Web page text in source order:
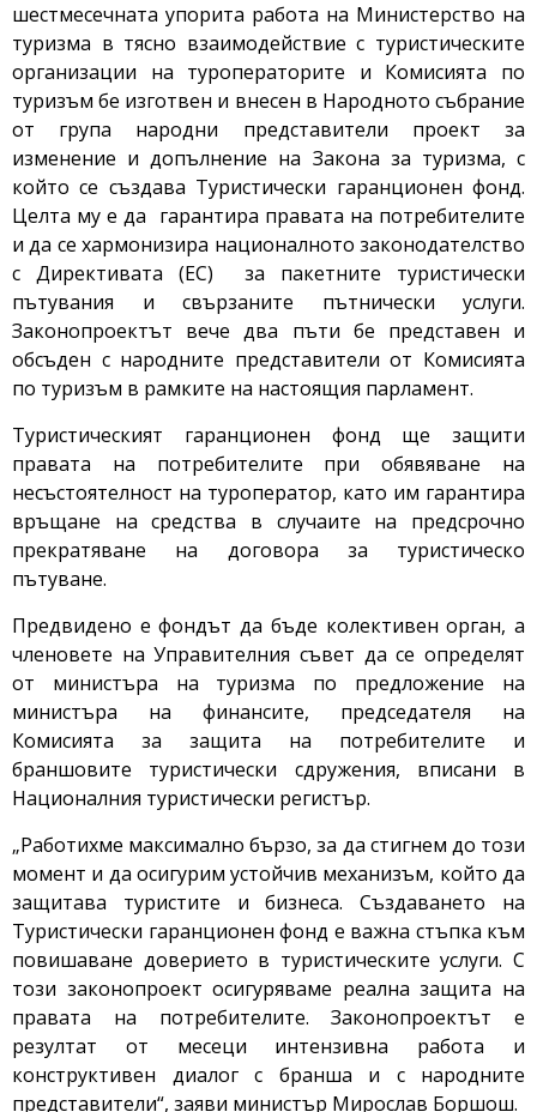
шестмесечната упорита работа на Министерство на
туризма в тясно взаимодействие с туристическите
организации на туроператорите и Комисията по
туризъм бе изготвен и внесен в Народното събрание
от група народни представители проект за
изменение и допълнение на Закона за туризма, с
който се създава Туристически гаранционен фонд.
Целта му е да гарантира правата на потребителите
и да се хармонизира националното законодателство
с Директивата (ЕС) за пакетните туристически
пътувания и свързаните пътнически услуги.
Законопроектът вече два пъти бе представен и
обсъден с народните представители от Комисията
по туризъм в рамките на настоящия парламент.
Туристическият гаранционен фонд ще защити
правата на потребителите при обявяване на
несъстоятелност на туроператор, като им гарантира
връщане на средства в случаите на предсрочно
прекратяване на договора за туристическо
пътуване.
Предвидено е фондът да бъде колективен орган, а
членовете на Управителния съвет да се определят
от министъра на туризма по предложение на
министъра на финансите, председателя на
Комисията за защита на потребителите и
браншовите туристически сдружения, вписани в
Националния туристически регистър.
„Работихме максимално бързо, за да стигнем до този
момент и да осигурим устойчив механизъм, който да
защитава туристите и бизнеса. Създаването на
Туристически гаранционен фонд е важна стъпка към
повишаване доверието в туристическите услуги. С
този законопроект осигуряваме реална защита на
правата на потребителите. Законопроектът е
резултат от месеци интензивна работа и
конструктивен диалог с бранша и с народните
представители“, заяви министър Мирослав Боршош.